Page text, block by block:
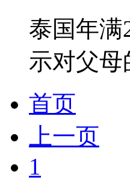
泰国年满
示对父母
首页
上一页
1